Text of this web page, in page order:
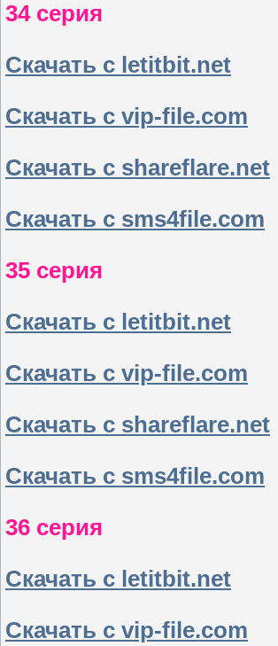
34 серия
Скачать с letitbit.net
Скачать с vip-file.com
Скачать с shareflare.net
Скачать с sms4file.com
35 серия
Скачать с letitbit.net
Скачать с vip-file.com
Скачать с shareflare.net
Скачать с sms4file.com
36 серия
Скачать с letitbit.net
Скачать с vip-file.com